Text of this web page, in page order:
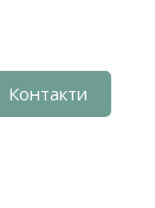
Контакти